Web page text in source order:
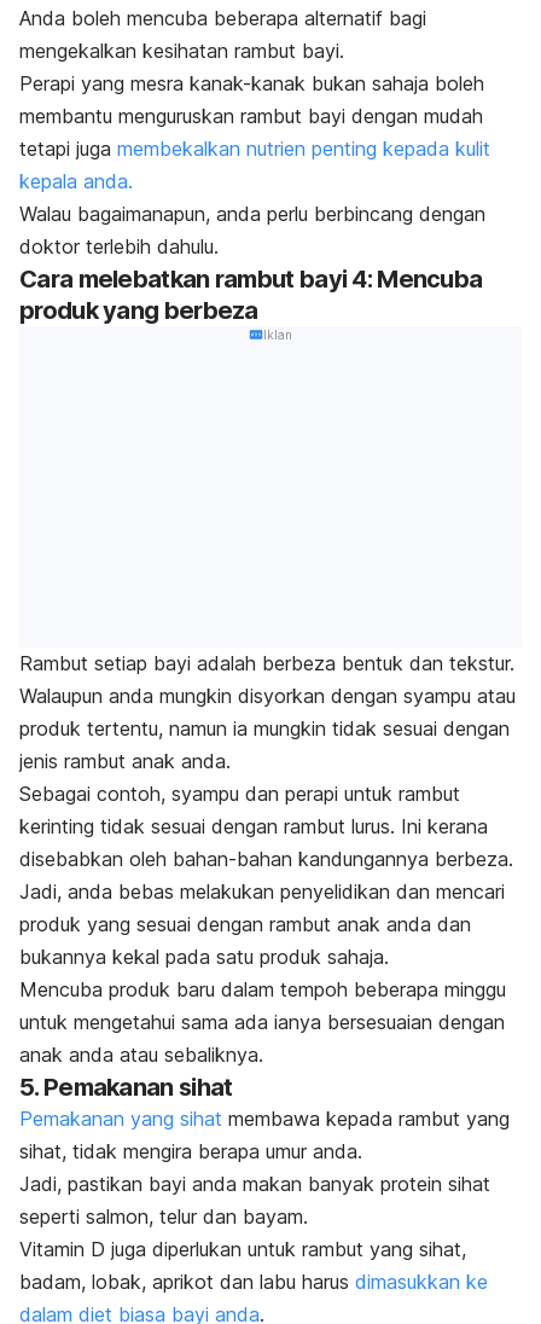
Anda boleh mencuba beberapa alternatif bagi
mengekalkan kesihatan rambut bayi.
Perapi yang mesra kanak-kanak bukan sahaja boleh
membantu menguruskan rambut bayi dengan mudah
tetapi juga membekalkan nutrien penting kepada kulit
kepala anda.
Walau bagaimanapun, anda perlu berbincang dengan
doktor terlebih dahulu.
Cara melebatkan rambut bayi 4: Mencuba
produk yang berbeza
Iklan
Rambut setiap bayi adalah berbeza bentuk dan tekstur.
Walaupun anda mungkin disyorkan dengan syampu atau
produk tertentu, namun ia mungkin tidak sesuai dengan
jenis rambut anak anda.
Sebagai contoh, syampu dan perapi untuk rambut
kerinting tidak sesuai dengan rambut lurus. Ini kerana
disebabkan oleh bahan-bahan kandungannya berbeza.
Jadi, anda bebas melakukan penyelidikan dan mencari
produk yang sesuai dengan rambut anak anda dan
bukannya kekal pada satu produk sahaja.
Mencuba produk baru dalam tempoh beberapa minggu
untuk mengetahui sama ada ianya bersesuaian dengan
anak anda atau sebaliknya.
5. Pemakanan sihat
Pemakanan yang sihat membawa kepada rambut yang
sihat, tidak mengira berapa umur anda.
Jadi, pastikan bayi anda makan banyak protein sihat
seperti salmon, telur dan bayam.
Vitamin D juga diperlukan untuk rambut yang sihat,
badam, lobak, aprikot dan labu harus dimasukkan ke
dalam diet biasa bayi anda.